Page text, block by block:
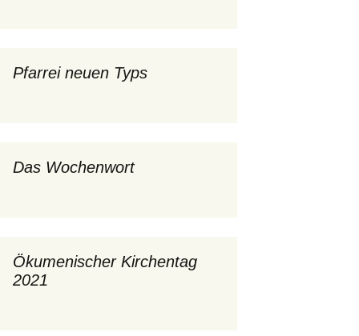
Wochenwort
Pfarrei neuen Typs
Das Wochenwort
Ökumenischer Kirchentag
2021